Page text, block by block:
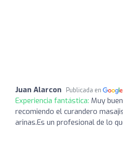
Juan Alarcon Publicada en
Experiencia fantástica: Muy
recomiendo el curandero
arinas.Es un profesional de lo